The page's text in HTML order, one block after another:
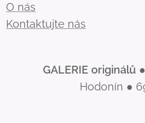
O nás
Kontaktujte nás
GALERIE originálů
Hodonín ●